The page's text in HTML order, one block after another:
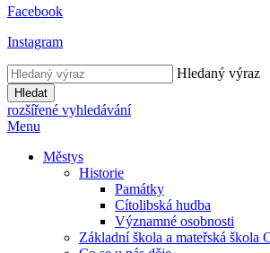
Facebook
Instagram
Hledaný výraz
Hledat
rozšířené vyhledávání
Menu
Městys
Historie
Památky
Cítolibská hudba
Významné osobnosti
Základní škola a mateřská škola